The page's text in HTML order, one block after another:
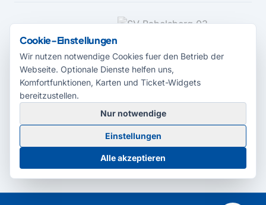
MEDIENPARTNER
© 2026 Radio Potsdam. Webseite entwickelt durch dieMedienagentur
Babelsberg
BarrierefreiheitserklärungAGBDatenschutzImpressum
Cookie-Einstellungen
Cookie-Einstellungen
Wir nutzen notwendige Cookies fuer den Betrieb der
Webseite. Optionale Dienste helfen uns,
Komfortfunktionen, Karten und Ticket-Widgets
bereitzustellen.
Nur notwendige
Einstellungen
Alle akzeptieren